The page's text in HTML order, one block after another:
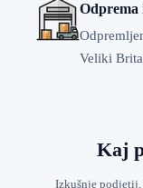
Odprema
Veliki
Kaj
Izkušnje podjetij,